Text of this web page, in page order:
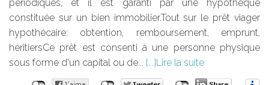
périodiques, et il est garanti par une hypothèque
constituée sur un bien immobilier.Tout sur le prêt viager
hypothécaire: obtention, remboursement, emprunt,
héritiersCe prêt est consenti à une personne physique
sous forme d'un capital ou de...
Lire la suite